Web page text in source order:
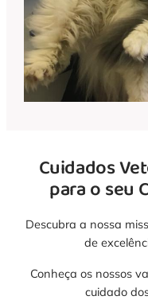
Cuidados
para o seu
Descubra a nossa
de
Conheça os nossos
cuidado